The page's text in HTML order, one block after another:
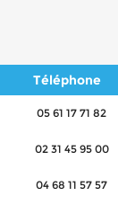
Téléphone
05 61 17 71 82
02 31 45 95 00
04 68 11 57 57